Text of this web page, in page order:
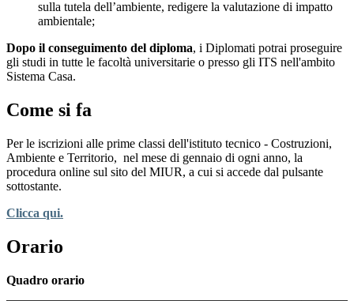
sulla tutela dell’ambiente, redigere la valutazione di impatto
ambientale;
Dopo il conseguimento del diploma, i Diplomati potrai proseguire
gli studi in tutte le facoltà universitarie o presso gli ITS nell'ambito
Sistema Casa.
Come si fa
Per le iscrizioni alle prime classi dell'istituto tecnico - Costruzioni,
Ambiente e Territorio, nel mese di gennaio di ogni anno, la
procedura online sul sito del MIUR, a cui si accede dal pulsante
sottostante.
Clicca qui.
Orario
Quadro orario